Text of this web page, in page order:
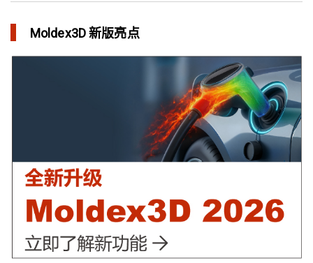
Moldex3D 新版亮点